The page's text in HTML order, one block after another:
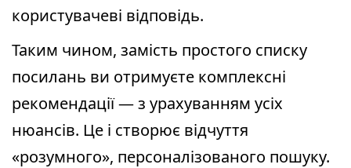
користувачеві відповідь.
Таким чином, замість простого списку
посилань ви отримуєте комплексні
рекомендації — з урахуванням усіх
нюансів. Це і створює відчуття
«розумного», персоналізованого пошуку.